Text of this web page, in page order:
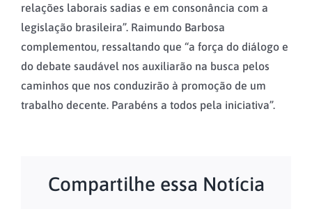
relações laborais sadias e em consonância com a
legislação brasileira”. Raimundo Barbosa
complementou, ressaltando que “a força do diálogo e
do debate saudável nos auxiliarão na busca pelos
caminhos que nos conduzirão à promoção de um
trabalho decente. Parabéns a todos pela iniciativa”.
Compartilhe essa Notícia